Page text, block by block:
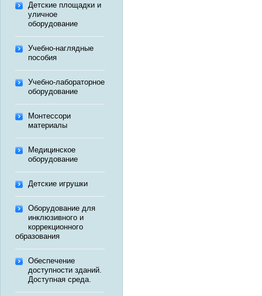
Детские площадки и
уличное
оборудование
Учебно-наглядные
пособия
Учебно-лабораторное
оборудование
Монтессори
материалы
Медицинское
оборудование
Детские игрушки
Оборудование для
инклюзивного и
коррекционного
образования
Обеспечение
доступности зданий.
Доступная среда.